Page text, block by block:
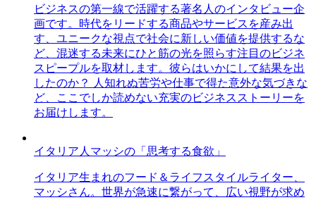
ビジネスの第一線で活躍する著名人のインタビュー企
画です。時代をリードする商品やサービスを産み出
す、ユニークな視点で社会に新しい価値を提供するな
ど、混迷する未来にひと筋の光を照らす注目のビジネ
スピープルを取材します。彼らはいかにして結果を出
したのか？ 人知れぬ苦労や仕事で得た意外な気づきな
ど、ここでしか読めない充実のビジネスストーリーを
お届けします。
イタリア人マッシの「思考する食欲」
イタリア生まれのフード＆ライフスタイルライター、
マッシさん。世界が急速に繋がって、広い視野が求め